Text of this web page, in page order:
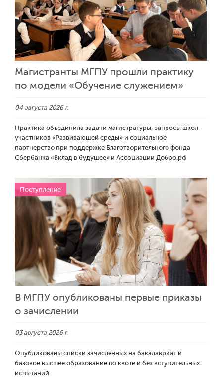
Магистранты МГПУ прошли практику
по модели «Обучение служением»
04 августа 2026 г.
Практика объединила задачи магистратуры, запросы школ-
участников «Развивающей среды» и социальное
партнерство при поддержке Благотворительного фонда
Сбербанка «Вклад в будущее» и Ассоциации Добро.рф
Поступление
В МГПУ опубликованы первые приказы
о зачислении
03 августа 2026 г.
Опубликованы списки зачисленных на бакалавриат и
базовое высшее образование по квоте и без вступительных
испытаний